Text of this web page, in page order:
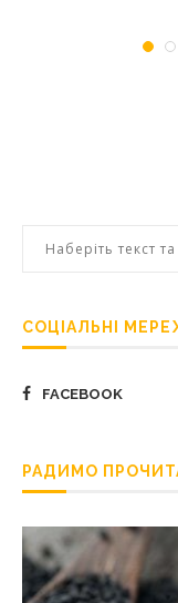
СОЦІАЛЬНІ
FACEBOOK
РАДИМО